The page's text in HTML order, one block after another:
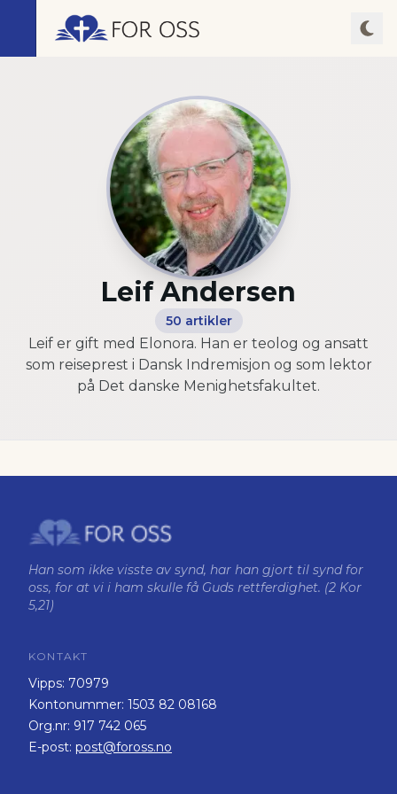
Leif Andersen
50 artikler
Leif er gift med Elonora. Han er teolog og ansatt
som reiseprest i Dansk Indremisjon og som lektor
på Det danske Menighetsfakultet.
Han som ikke visste av synd, har han gjort til synd for
oss, for at vi i ham skulle få Guds rettferdighet. (2 Kor
5,21)
KONTAKT
Vipps: 70979
Kontonummer: 1503 82 08168
Org.nr: 917 742 065
E-post: post@foross.no